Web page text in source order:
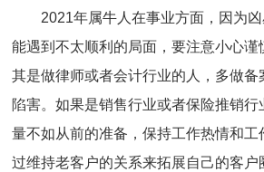
2021年属牛人在事业方面，因为凶
能遇到不太顺利的局面，要注意小心
其是做律师或者会计行业的人，多做
陷害。如果是销售行业或者保险推销
量不如从前的准备，保持工作热情和工
过维持老客户的关系来拓展自己的客户